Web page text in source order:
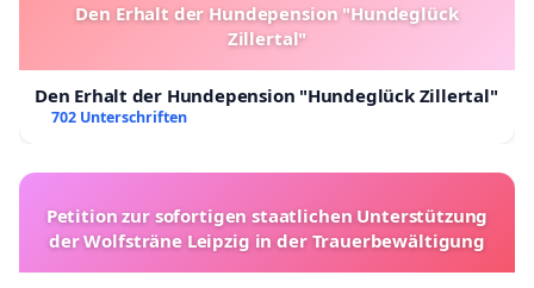
Den Erhalt der Hundepension "Hundeglück
Zillertal"
Den Erhalt der Hundepension "Hundeglück Zillertal"
702 Unterschriften
Petition zur sofortigen staatlichen Unterstützung
der Wolfsträne Leipzig in der Trauerbewältigung